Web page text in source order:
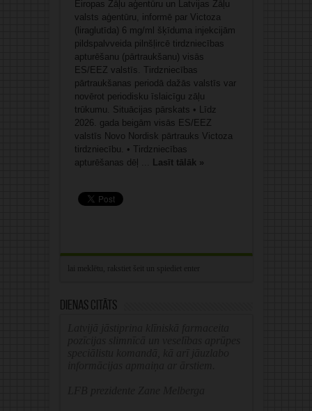
Eiropas Zāļu aģentūru un Latvijas Zāļu
valsts aģentūru, informē par Victoza
(liraglutīda) 6 mg/ml šķīduma injekcijām
pildspalvveida pilnšļircē tirdzniecības
apturēšanu (pārtraukšanu) visās
ES/EEZ valstīs. Tirdzniecības
pārtraukšanas periodā dažās valstīs var
novērot periodisku īslaicīgu zāļu
trūkumu. Situācijas pārskats • Līdz
2026. gada beigām visās ES/EEZ
valstīs Novo Nordisk pārtrauks Victoza
tirdzniecību. • Tirdzniecības
apturēšanas dēļ ... Lasīt tālāk »
Dienas citāts